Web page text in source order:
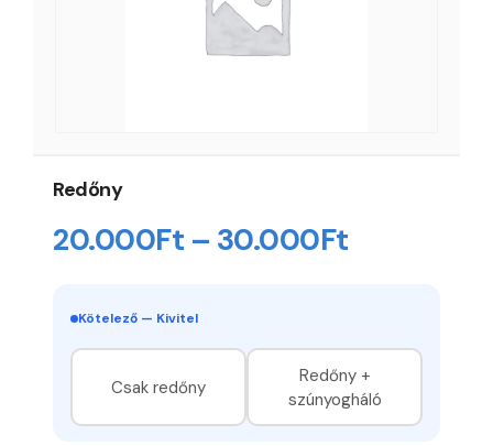
Redőny
20.000Ft – 30.000Ft
30.000Ft
Kötelező — Kivitel
Csak redőny
Redőny +
szúnyogháló